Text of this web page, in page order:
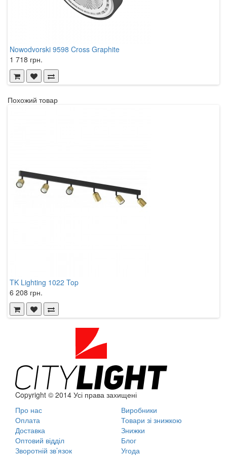
Nowodvorski 9598 Cross Graphite
1 718 грн.
Похожий товар
TK Lighting 1022 Top
6 208 грн.
Copyright © 2014 Усі права захищені
Про нас
Оплата
Доставка
Оптовий відділ
Зворотній зв’язок
Виробники
Товари зі знижкою
Знижки
Блог
Угода